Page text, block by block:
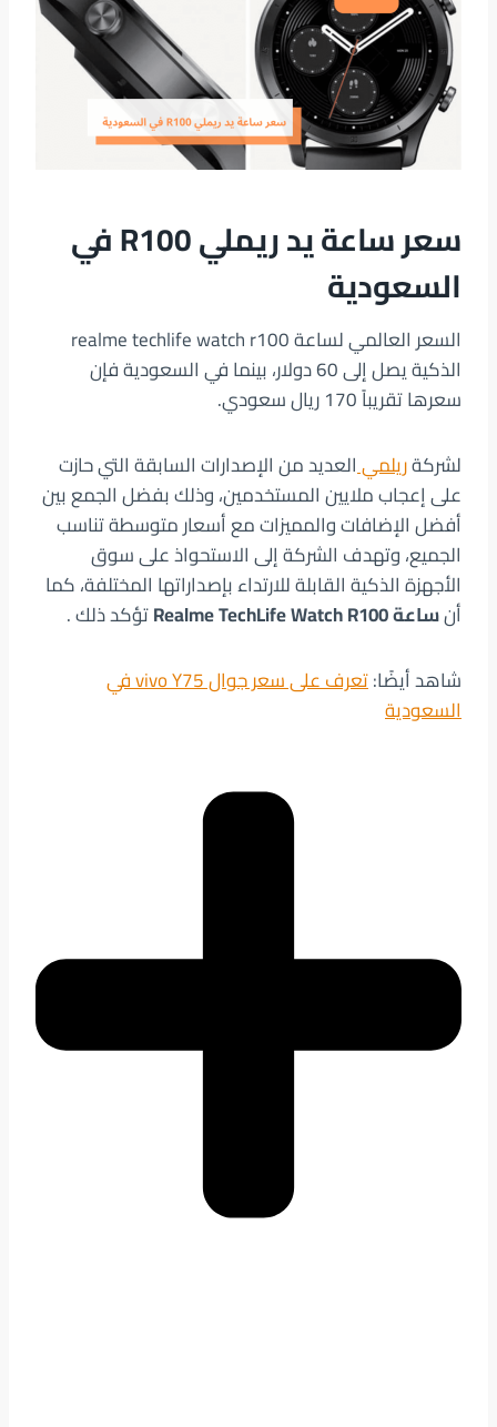
سعر ساعة يد ريمليR100في
السعودية
السعر العالمي لساعة realme techlife watch r100
الذكية يصل إلى 60 دولار، بينما في السعودية فإن
سعرها تقريباً 170 ريال سعودي.
لشركةريلميالعديد من الإصدارات السابقة التي حازت
على إعجاب ملايين المستخدمين، وذلك بفضل الجمع بين
أفضل الإضافات والمميزات مع أسعار متوسطة تناسب
الجميع، وتهدف الشركة إلى الاستحواذ على سوق
الأجهزة الذكية القابلة للارتداء بإصداراتها المختلفة، كما
أنساعة Realme TechLife Watch R100
تؤكد ذلك .
شاهد أيضًا:
تعرف على سعر جوال vivo Y75 في
السعودية